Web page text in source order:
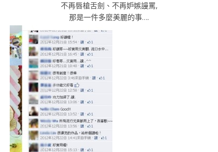
不再唇槍舌劍、不再妒嫉謾罵,
那是一件多麼美麗的事….